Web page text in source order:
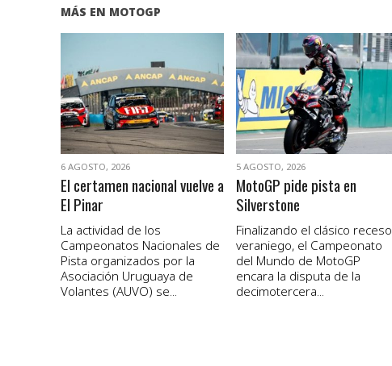
MÁS EN MOTOGP
VER NOTA
6 AGOSTO, 2026
El certamen nacional vuelve a
El Pinar
La actividad de los
Campeonatos Nacionales de
Pista organizados por la
Asociación Uruguaya de
Volantes (AUVO) se...
VER NOTA
5 AGOSTO, 2026
MotoGP pide pista en
Silverstone
Finalizando el clásico receso
veraniego, el Campeonato
del Mundo de MotoGP
encara la disputa de la
decimotercera...